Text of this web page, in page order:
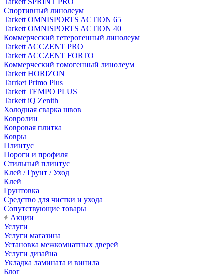
Tarkett SPRINT PRO
Спортивный линолеум
Tarkett OMNISPORTS ACTION 65
Tarkett OMNISPORTS ACTION 40
Коммерческий гетерогенный линолеум
Tarkett ACCZENT PRO
Tarkett ACCZENT FORTO
Коммерческий гомогенный линолеум
Tarkett HORIZON
Tarrket Primo Plus
Tarkett TEMPO PLUS
Tarkett iQ Zenith
Холодная сварка швов
Ковролин
Ковровая плитка
Ковры
Плинтус
Пороги и профиля
Стильный плинтус
Клей / Грунт / Уход
Клей
Грунтовка
Средство для чистки и ухода
Сопутствующие товары
Акции
Услуги
Услуги магазина
Установка межкомнатных дверей
Услуги дизайна
Укладка ламината и винила
Блог